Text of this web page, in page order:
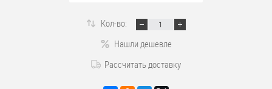
Кол-во:
Нашли дешевле
Рассчитать доставку